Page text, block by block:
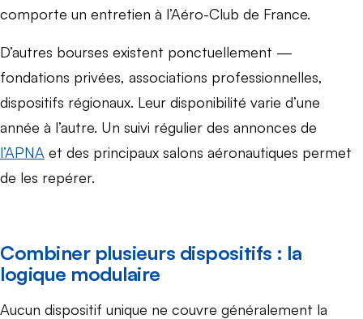
comporte un entretien à l’Aéro-Club de France.
D’autres bourses existent ponctuellement —
fondations privées, associations professionnelles,
dispositifs régionaux. Leur disponibilité varie d’une
année à l’autre. Un suivi régulier des annonces de
l’APNA et des principaux salons aéronautiques permet
de les repérer.
Combiner plusieurs dispositifs : la
logique modulaire
Aucun dispositif unique ne couvre généralement la